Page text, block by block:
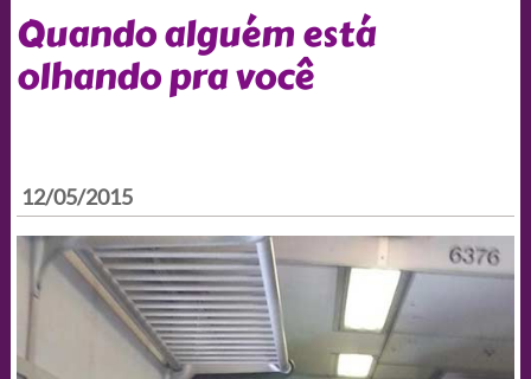
Quando alguém está
olhando pra você
12/05/2015